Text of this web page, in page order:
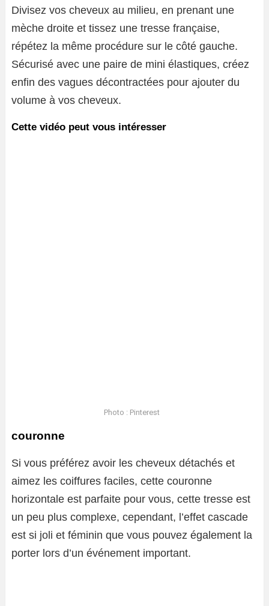
Divisez vos cheveux au milieu, en prenant une
mèche droite et tissez une tresse française,
répétez la même procédure sur le côté gauche.
Sécurisé avec une paire de mini élastiques, créez
enfin des vagues décontractées pour ajouter du
volume à vos cheveux.
Cette vidéo peut vous intéresser
Photo : Pinterest
couronne
Si vous préférez avoir les cheveux détachés et
aimez les coiffures faciles, cette couronne
horizontale est parfaite pour vous, cette tresse est
un peu plus complexe, cependant, l’effet cascade
est si joli et féminin que vous pouvez également la
porter lors d’un événement important.